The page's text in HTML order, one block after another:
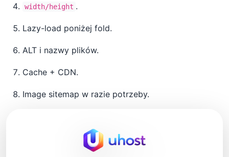
width/height .
Lazy-load poniżej fold.
ALT i nazwy plików.
Cache + CDN.
Image sitemap w razie potrzeby.